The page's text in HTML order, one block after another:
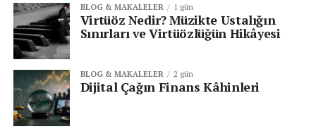
BLOG & MAKALELER 1 gün
Virtüöz Nedir? Müzikte Ustalığın
Sınırları ve Virtüözlüğün Hikâyesi
BLOG & MAKALELER 2 gün
Dijital Çağın Finans Kâhinleri